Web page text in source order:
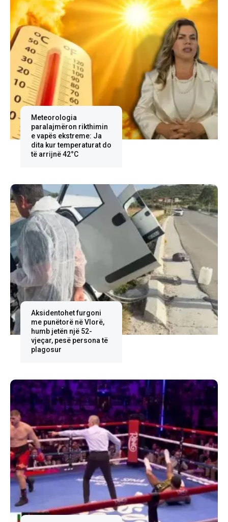
Meteorologia
paralajmëron rikthimin
e vapës ekstreme: Ja
dita kur temperaturat do
të arrijnë 42°C
Aksidentohet furgoni
me punëtorë në Vlorë,
humb jetën një 52-
vjeçar, pesë persona të
plagosur